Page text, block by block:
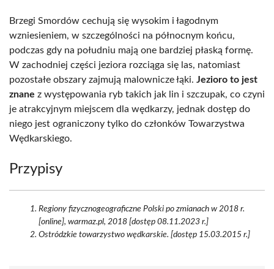
Brzegi Smordów cechują się wysokim i łagodnym
wzniesieniem, w szczególności na północnym końcu,
podczas gdy na południu mają one bardziej płaską formę.
W zachodniej części jeziora rozciąga się las, natomiast
pozostałe obszary zajmują malownicze łąki. Jezioro to jest
znane z występowania ryb takich jak lin i szczupak, co czyni
je atrakcyjnym miejscem dla wędkarzy, jednak dostęp do
niego jest ograniczony tylko do członków Towarzystwa
Wędkarskiego.
Przypisy
Regiony fizycznogeograficzne Polski po zmianach w 2018 r.
[online], warmaz.pl, 2018 [dostęp 08.11.2023 r.]
Ostródzkie towarzystwo wędkarskie. [dostęp 15.03.2015 r.]